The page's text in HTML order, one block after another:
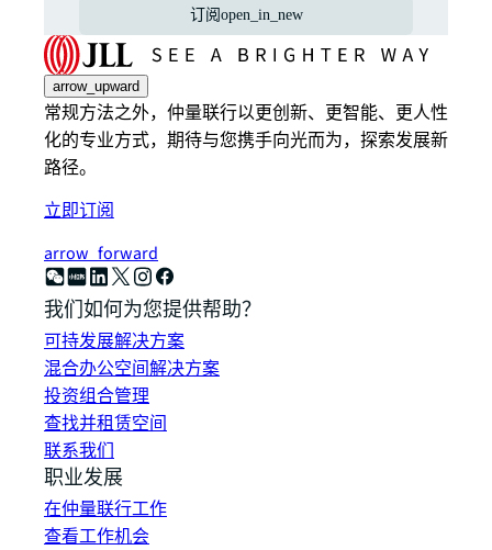
订阅open_in_new
arrow_upward
常规方法之外，仲量联行以更创新、更智能、更人性
化的专业方式，期待与您携手向光而为，探索发展新
路径。
立即订阅
arrow_forward
我们如何为您提供帮助？
可持发展解决方案
混合办公空间解决方案
投资组合管理
查找并租赁空间
联系我们
职业发展
在仲量联行工作
查看工作机会